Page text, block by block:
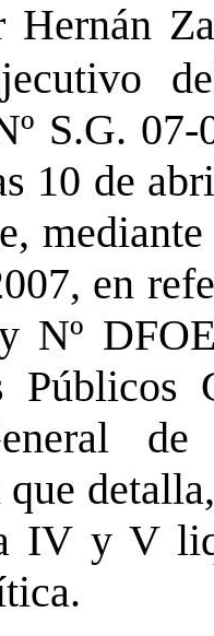
Hernán
S.G.
10 de
en
Nº
Públicos
IV y V